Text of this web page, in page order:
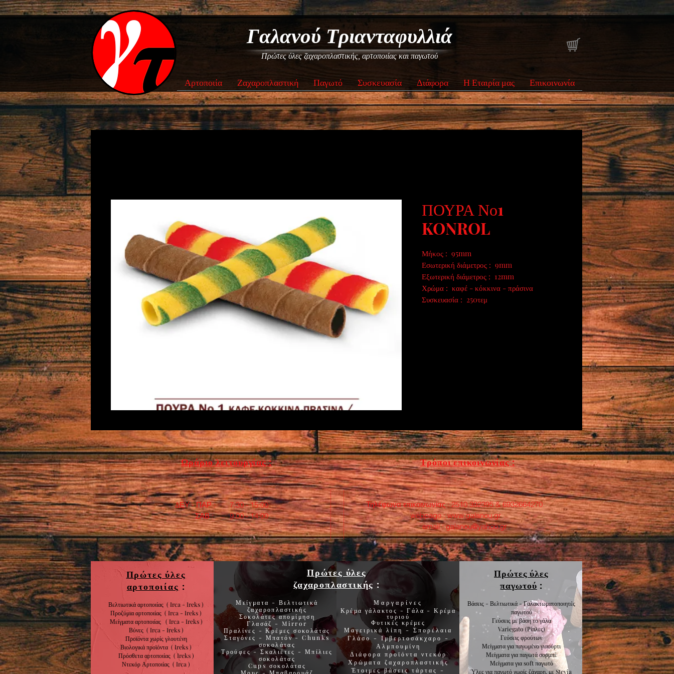
Γαλανού Τριανταφυλλιά
Πρώτες ύλες ζαχαροπλαστικής, αρτοποιίας και παγωτού
Αρτοποιία Ζαχαροπλαστική Παγωτό Συσκευασία Διάφορα Η Εταιρία μας Επικοινωνία
ΠΟΥΡΑ Νο1
KONROL
Μήκος : 95mm
Εσωτερική διάμετρος : 9mm
Εξωτερική διάμετρος : 12mm
Χρώμα : καφέ - κόκκινα - πράσινα
Συσκευασία : 250τεμ
Ωράριο λειτουργίας :
ΔΕΥ - ΠΑΡ : 7:30 - 15:00
​ ΣΑΒ : 9:00 - 14:00
Τρόποι επικοινωνίας :
Τηλέφωνα επικοινωνίας : 2510 392395 & 6932664270
webpage :www.galanou.gr
email :galanou@yahoo.gr
Πρώτες ύλες
αρτοποιίας :
Βελτιωτικά αρτοποιίας ( Irca - Ireks )
Προζύμια αρτοποιίας ( Irca - Ireks )
Μείγματα αρτοποιίας ( Irca - Ireks )
Βύνες ( Irca - Ireks )
Προϊόντα χωρίςγλουτένη
Βιολογικάπροϊόντα ( Ireks )
Πρόσθετα αρτοποιίας (Ireks )
Ντεκόρ Αρτοποιίας ( Irca )
Μείγματα - Βελτιωτικά
ζαχαροπλαστικής
Σοκολάτεςαπομίμηση
Γλασάζ - Mirror
Πραλίνες - Κρέμες σοκολάτας
Σταγόνες - Μπατόν-Chunks
σοκολάτας
Τρούφες-Σκαλιέτες -Μπίλιες
σοκολάτας
Cups σοκολάτας
Μαργαρίνες
Κρέμα γάλακτος - Γάλα - Κρέμα
τυριού
Φυτικές κρέμες
Μαγειρικά λίπη - Σπορέλαια
Γλάσο -Ιμβερτοσάκχαρο -
Αλμπουμίνη
Διάφορα προϊόντα ντεκόρ
Χρώματα ζαχαροπλαστικής
Έτοιμες βάσεις τάρτας
-
Πρώτες ύλες
παγωτού :
Βάσεις - Βελτιωτικά - Γαλακτωματοποιητές
παγωτού
Γεύσεις με βάση το γάλα
Variegato (Ρίπλες)
Γεύσειςφρούτων
Μείγματα γιαπαγωμένο γιαούρτι
Μείγματα γιαπαγωτά σορμπέ
Μείγματα γιαsoft παγωτό
Ύλες για παγωτό χωρίς ζάχαρη, με Stevia
Πρώτες ύλες
ζαχαροπλαστικής :